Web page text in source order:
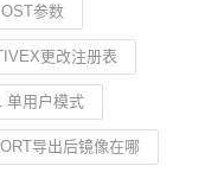
参数
更改注册表
单用户模式
导出后镜像在哪